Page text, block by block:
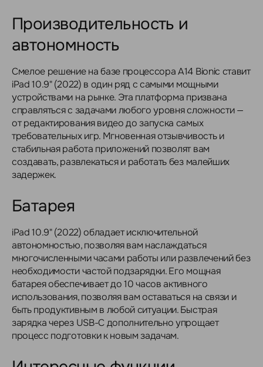
Производительность и
автономность
Смелое решение на базе процессора A14 Bionic ставит
iPad 10.9" (2022) в один ряд с самыми мощными
устройствами на рынке. Эта платформа призвана
справляться с задачами любого уровня сложности —
от редактирования видео до запуска самых
требовательных игр. Мгновенная отзывчивость и
стабильная работа приложений позволят вам
создавать, развлекаться и работать без малейших
задержек.
Батарея
iPad 10.9" (2022) обладает исключительной
автономностью, позволяя вам наслаждаться
многочисленными часами работы или развлечений без
необходимости частой подзарядки. Его мощная
батарея обеспечивает до 10 часов активного
использования, позволяя вам оставаться на связи и
быть продуктивным в любой ситуации. Быстрая
зарядка через USB-C дополнительно упрощает
процесс подготовки к новым задачам.